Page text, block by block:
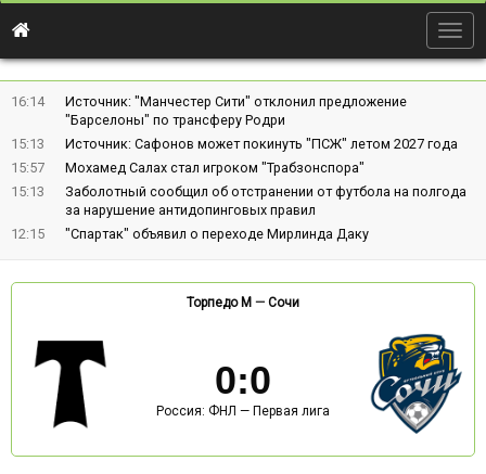
16:14
Источник: "Манчестер Сити" отклонил предложение
"Барселоны" по трансферу Родри
15:13
Источник: Сафонов может покинуть "ПСЖ" летом 2027 года
15:57
Мохамед Салах стал игроком "Трабзонспора"
15:13
Заболотный сообщил об отстранении от футбола на полгода
за нарушение антидопинговых правил
12:15
"Спартак" объявил о переходе Мирлинда Даку
Торпедо М — Сочи
0:0
Россия: ФНЛ — Первая лига